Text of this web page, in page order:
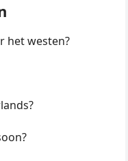
het westen?